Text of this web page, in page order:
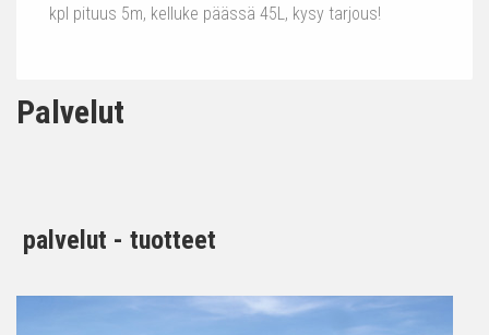
kpl pituus 5m, kelluke päässä 45L, kysy tarjous!
Palvelut
palvelut - tuotteet